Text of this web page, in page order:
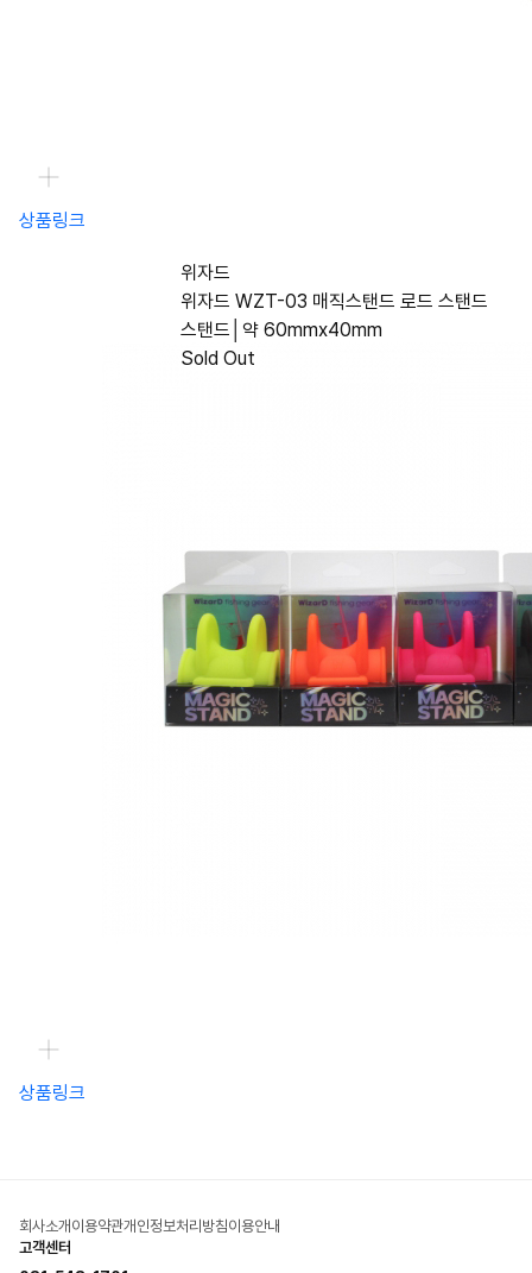
상품링크
위자드
위자드 WZT-03 매직스탠드 로드 스탠드
스탠드│약 60mmx40mm
Sold Out
상품링크
회사소개 이용약관개인정보처리방침이용안내
고객센터